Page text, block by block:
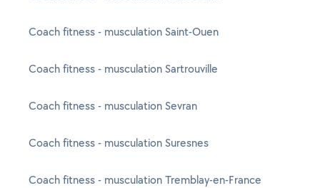
Coach fitness - musculation Saint-Ouen
Coach fitness - musculation Sartrouville
Coach fitness - musculation Sevran
Coach fitness - musculation Suresnes
Coach fitness - musculation Tremblay-en-France